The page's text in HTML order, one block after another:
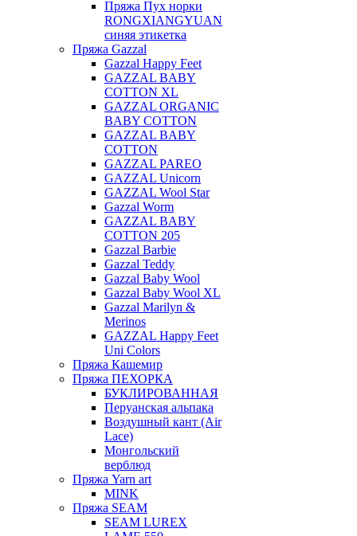
Пряжа Пух норки
RONGXIANGYUAN
синяя этикетка
Пряжа Gazzal
Gazzal Happy Feet
GAZZAL BABY
COTTON XL
GAZZAL ORGANIC
BABY COTTON
GAZZAL BABY
COTTON
GAZZAL PAREO
GAZZAL Unicorn
GAZZAL Wool Star
Gazzal Worm
GAZZAL BABY
COTTON 205
Gazzal Barbie
Gazzal Teddy
Gazzal Baby Wool
Gazzal Baby Wool XL
Gazzal Marilyn &
Merinos
GAZZAL Happy Feet
Uni Colors
Пряжа Кашемир
Пряжа ПЕХОРКА
БУКЛИРОВАННАЯ
Перуанская альпака
Воздушный кант (Air
Lace)
Монгольский
верблюд
Пряжа Yarn art
MINK
Пряжа SEAM
SEAM LUREX